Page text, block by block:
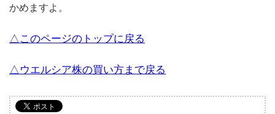
かめますよ。
△このページのトップに戻る
△ウエルシア株の買い方まで戻る